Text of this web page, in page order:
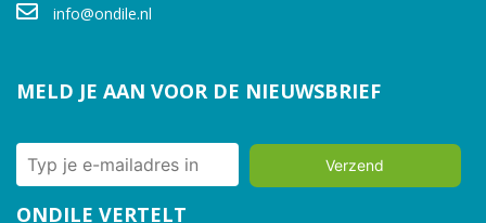
info@ondile.nl
MELD JE AAN VOOR DE NIEUWSBRIEF
Verzend
ONDILE VERTELT